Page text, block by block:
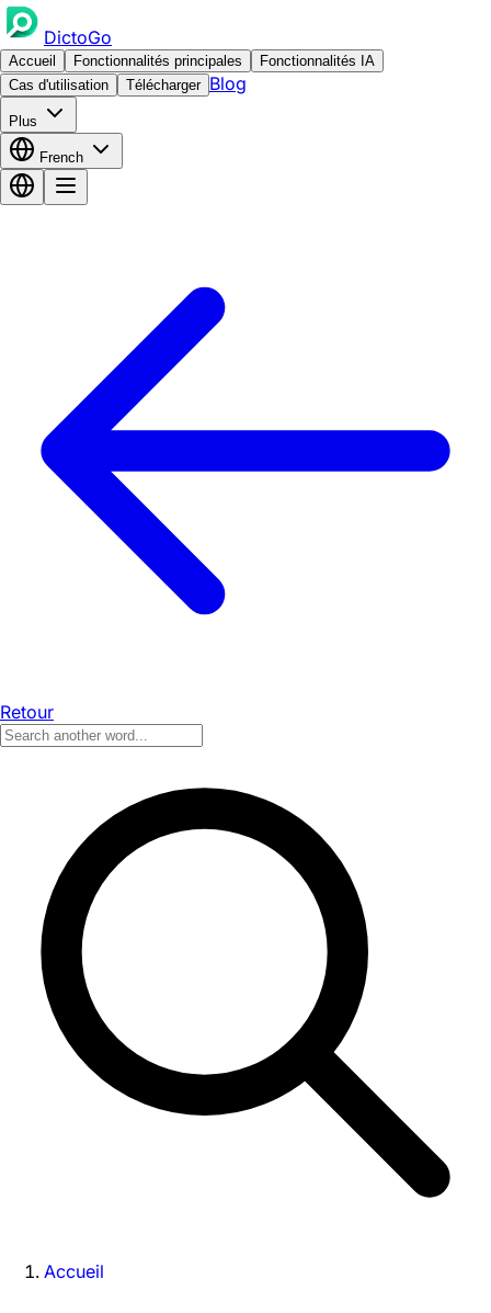
DictoGo
Accueil Fonctionnalités principales
Fonctionnalités IA
Cas d'utilisation
Télécharger Blog
Plus
French
Retour
Accueil